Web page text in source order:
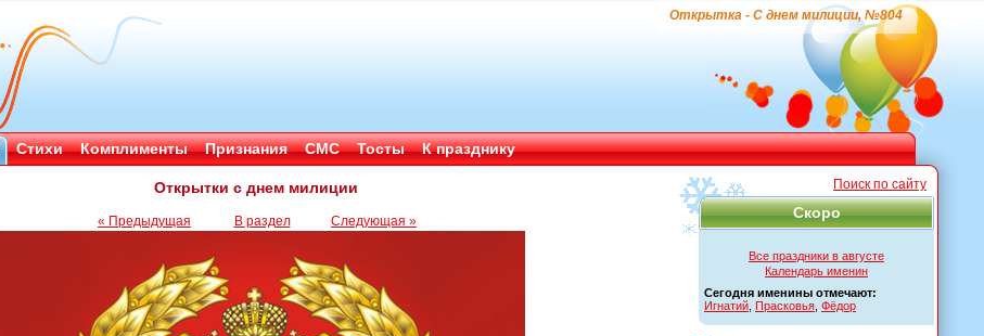
Открытка - С днем милиции, №804
Стихи Комплименты Признания СМС Тосты К празднику
Поиск по сайту
Скоро
Все праздники в августе
Календарь именин
Сегодня именины отмечают:
Игнатий Прасковья Фёдор
Открытки с днем милиции
« Предыдущая В раздел Следующая »